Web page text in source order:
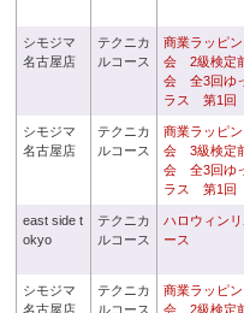
シモジマ
名古屋店
テクニカ
ルコース
商業ラッピ
会 2級検定
会 全3回ゆ
ラス 第1回
シモジマ
名古屋店
テクニカ
ルコース
商業ラッピ
会 3級検定
会 全3回ゆ
ラス 第1回
east side t
okyo
テクニカ
ルコース
ハロウィンリ
ース
シモジマ
名古屋店
テクニカ
ルコース
商業ラッピ
会 2級検定